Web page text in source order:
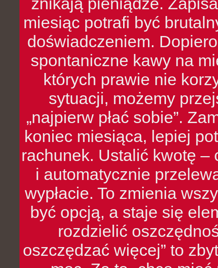
miesiąc potrafi być
doświadczeniem.
spontaniczne kawy na
których prawie nie
sytuacji, możemy
„najpierw płać sobie”.
koniec miesiąca, lepiej
rachunek. Ustalić kwotę
i automatycznie
wypłacie. To zmienia
być opcją, a staje się
rozdzielić
oszczędzać więcej” to